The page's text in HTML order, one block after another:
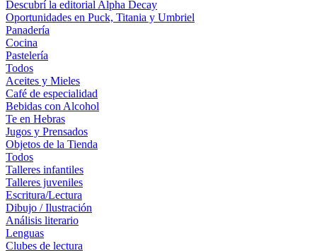
Descubrí la editorial Alpha Decay
Oportunidades en Puck, Titania y Umbriel
Panadería
Cocina
Pastelería
Todos
Aceites y Mieles
Café de especialidad
Bebidas con Alcohol
Te en Hebras
Jugos y Prensados
Objetos de la Tienda
Todos
Talleres infantiles
Talleres juveniles
Escritura/Lectura
Dibujo / Ilustración
Análisis literario
Lenguas
Clubes de lectura